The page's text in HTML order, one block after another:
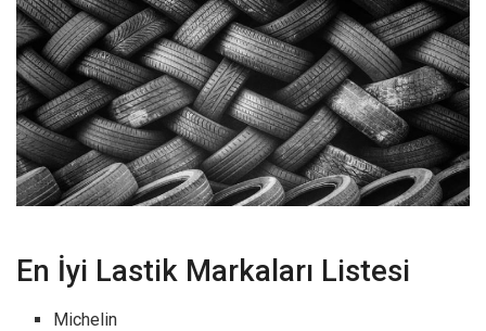
En İyi Lastik Markaları Listesi
Michelin